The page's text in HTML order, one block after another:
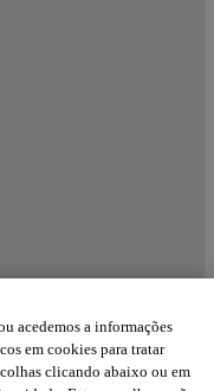
acedemos a informações
em cookies para tratar
clicando abaixo ou em